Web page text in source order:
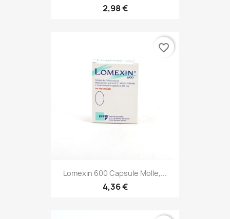
2,98 €
Lomexin 600 Capsule Molle,...
4,36 €
favorite_border